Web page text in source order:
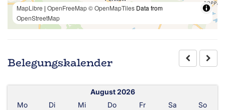
MapLibre | OpenFreeMap© OpenMapTiles Data from
OpenStreetMap
Belegungskalender
August 2026
Mo
Di Mi Do Fr Sa
So